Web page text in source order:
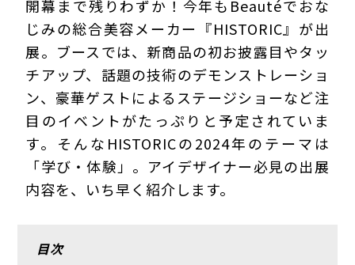
開幕まで残りわずか！今年もBeautéでおな
じみの総合美容メーカー『HISTORIC』が出
展。ブースでは、新商品の初お披露目やタッ
チアップ、話題の技術のデモンストレーショ
ン、豪華ゲストによるステージショーなど注
目のイベントがたっぷりと予定されていま
す。そんなHISTORICの2024年のテーマは
「学び・体験」。アイデザイナー必見の出展
内容を、いち早く紹介します。
目次